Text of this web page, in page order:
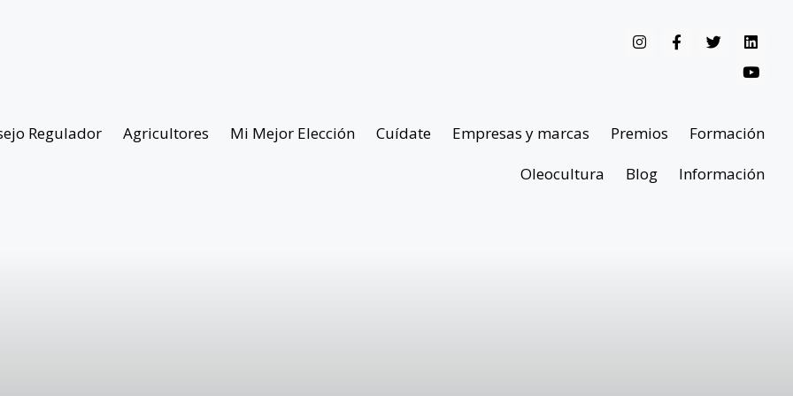
Regulador Agricultores Mi Mejor Elección Cuídate Empresas y marcas Premios
Formación
Oleocultura
Blog Información